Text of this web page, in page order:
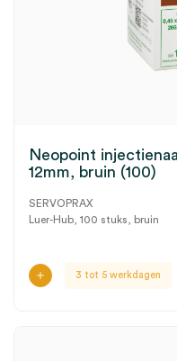
Neopoint
12mm, bruin (100)
SERVOPRAX
Luer-Hub, 100 stuks, bruin
3 tot 5 werkdagen